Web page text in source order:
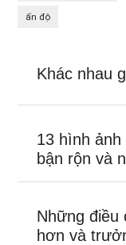
ấn độ
Khác nhau
13 hình
bận rộn và
Những điều
hơn và